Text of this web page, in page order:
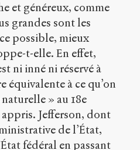
et généreux, comme
grandes sont les
possible, mieux
t-elle. En effet,
ni inné ni réservé à
équivalente à ce qu’on
» au 18e
appris. Jefferson, dont
de l’État,
fédéral en passant